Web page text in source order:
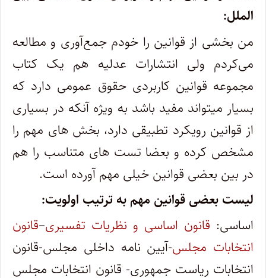
الملل:
من بخشی از قوانین را خودم جمع‌آوری و مطالعه
می‌کردم ولی انتشارات عدلیه هم یک کتاب
مجموعه قوانین کاربردی حقوق عمومی دارد که
بسیار میتواند مفید باشد به ویژه آنکه در بسیاری
از قوانین رویکرد تطبیقی دارد، بخش های مهم را
مشخص کرده و بعضا تست های متناسب را هم
در بین بعضی قوانین خیلی مهم آورده است.
لیست بعضی قوانین مهم به ترتیب اولویت:
اساسی: قانون اساسی و نظریات تفسیری–قانون
انتخابات مجلس-آیین نامه داخلی مجلس-قانون
انتخابات ریاست جمهوری- قانون انتخابات مجلس